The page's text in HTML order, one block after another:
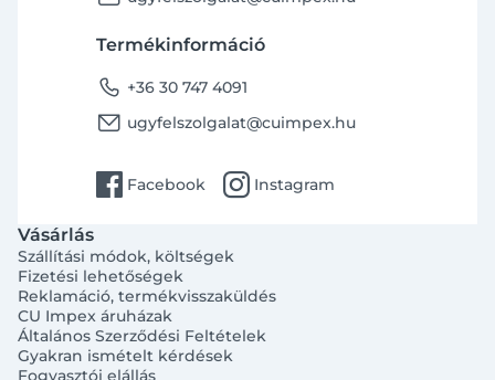
Termékinformáció
phone +36 30 747 4091
email ugyfelszolgalat@cuimpex.hu
facebook Facebook instagram Instagram
Vásárlás
Szállítási módok, költségek
Fizetési lehetőségek
Reklamáció, termékvisszaküldés
CU Impex áruházak
Általános Szerződési Feltételek
Gyakran ismételt kérdések
Fogyasztói elállás